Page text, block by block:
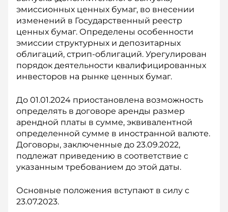
эмиссионных ценных бумаг, во внесении
изменений в Государственный реестр
ценных бумаг. Определены особенности
эмиссии структурных и депозитарных
облигаций, стрип-облигаций. Урегулирован
порядок деятельности квалифицированных
инвесторов на рынке ценных бумаг.
До 01.01.2024 приостановлена возможность
определять в договоре аренды размер
арендной платы в сумме, эквивалентной
определенной сумме в иностранной валюте.
Договоры, заключенные до 23.09.2022,
подлежат приведению в соответствие с
указанным требованием до этой даты.
Основные положения вступают в силу с
23.07.2023.